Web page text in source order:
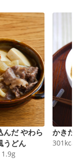
んだ やわら
うどん
1.9g
かきた
301 kcal